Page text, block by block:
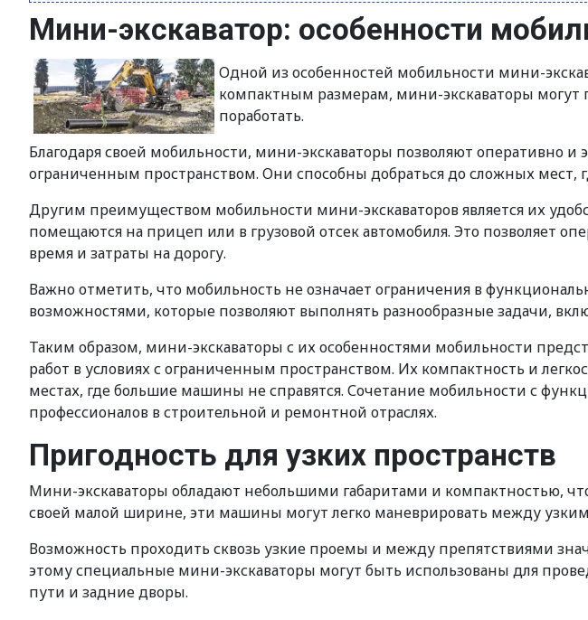
Мини-экскаватор: особенности
Одной из особенностей мобильности мини-
компактным размерам, мини-экскаваторы
поработать.
Благодаря своей мобильности, мини-экскаваторы позволяют оперативно
ограниченным пространством. Они способны добраться до сложных мест,
Другим преимуществом мобильности мини-экскаваторов является их
помещаются на прицеп или в грузовой отсек автомобиля. Это позволяет
время и затраты на дорогу.
Важно отметить, что мобильность не означает ограничения в
возможностями, которые позволяют выполнять разнообразные задачи,
Таким образом, мини-экскаваторы с их особенностями мобильности
работ в условиях с ограниченным пространством. Их компактность и
местах, где большие машины не справятся. Сочетание мобильности с
профессионалов в строительной и ремонтной отраслях.
Пригодность для узких пространств
Мини-экскаваторы обладают небольшими габаритами и компактностью,
своей малой ширине, эти машины могут легко маневрировать между
Возможность проходить сквозь узкие проемы и между препятствиями
этому специальные мини-экскаваторы могут быть использованы для
пути и задние дворы.